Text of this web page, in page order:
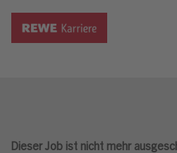
Dieser Job ist nicht mehr